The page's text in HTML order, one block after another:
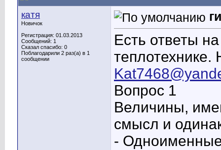
катя
Новичок
Регистрация: 01.03.2013
Сообщений: 1
Сказал спасибо: 0
Поблагодарили 2 раз(а) в 1
сообщении
Есть ответы
теплотехнике.
Вопрос 1
Величины,
смысл и
-